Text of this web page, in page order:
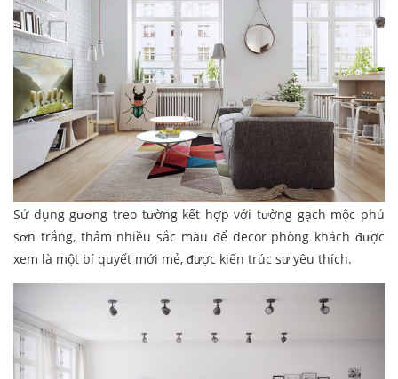
Sử dụng gương treo tường kết hợp với tường gạch mộc phủ
sơn trắng, thảm nhiều sắc màu để decor phòng khách được
xem là một bí quyết mới mẻ, được kiến trúc sư yêu thích.